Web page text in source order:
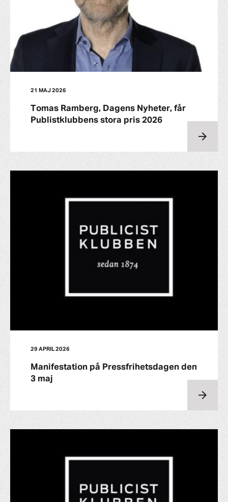
21 MAJ 2026
Tomas Ramberg, Dagens Nyheter, får
Publistklubbens stora pris 2026
29 APRIL 2026
Manifestation på Pressfrihetsdagen den
3 maj